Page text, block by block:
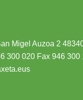
Migel Auzoa 2
300 020 Fax 946 300